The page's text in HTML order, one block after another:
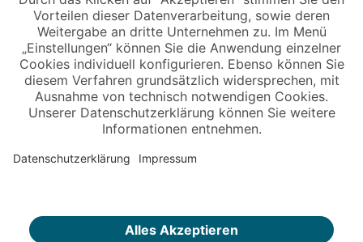
Newsletter
Anmelden →